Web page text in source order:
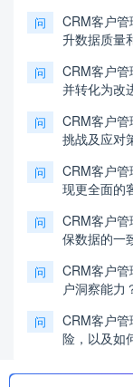
问
CRM客户
升数据质量
问
CRM客户
并转化为改
问
CRM客户
挑战及应对
问
CRM客户
现更全面的
问
CRM客户
保数据的一
问
CRM客户
户洞察能力
问
CRM客户
险，以及如